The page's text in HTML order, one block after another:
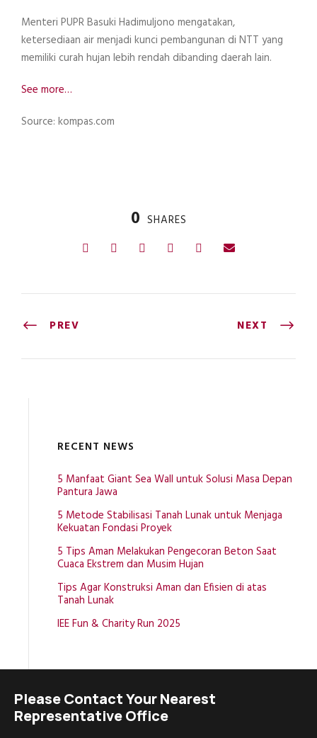
Menteri PUPR Basuki Hadimuljono mengatakan,
ketersediaan air menjadi kunci pembangunan di NTT yang
memiliki curah hujan lebih rendah dibanding daerah lain.
See more…
Source: kompas.com
0 SHARES
PREV NEXT
RECENT NEWS
5 Manfaat Giant Sea Wall untuk Solusi Masa Depan
Pantura Jawa
5 Metode Stabilisasi Tanah Lunak untuk Menjaga
Kekuatan Fondasi Proyek
5 Tips Aman Melakukan Pengecoran Beton Saat
Cuaca Ekstrem dan Musim Hujan
Tips Agar Konstruksi Aman dan Efisien di atas
Tanah Lunak
IEE Fun & Charity Run 2025
Please Contact Your Nearest
Representative Office